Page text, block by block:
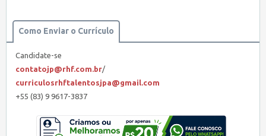
Como Enviar o Currículo
Candidate-se
contatojp@rhf.com.br/
curriculosrhftalentosjpa@gmail.com
+55 (83) 9 9617-3837